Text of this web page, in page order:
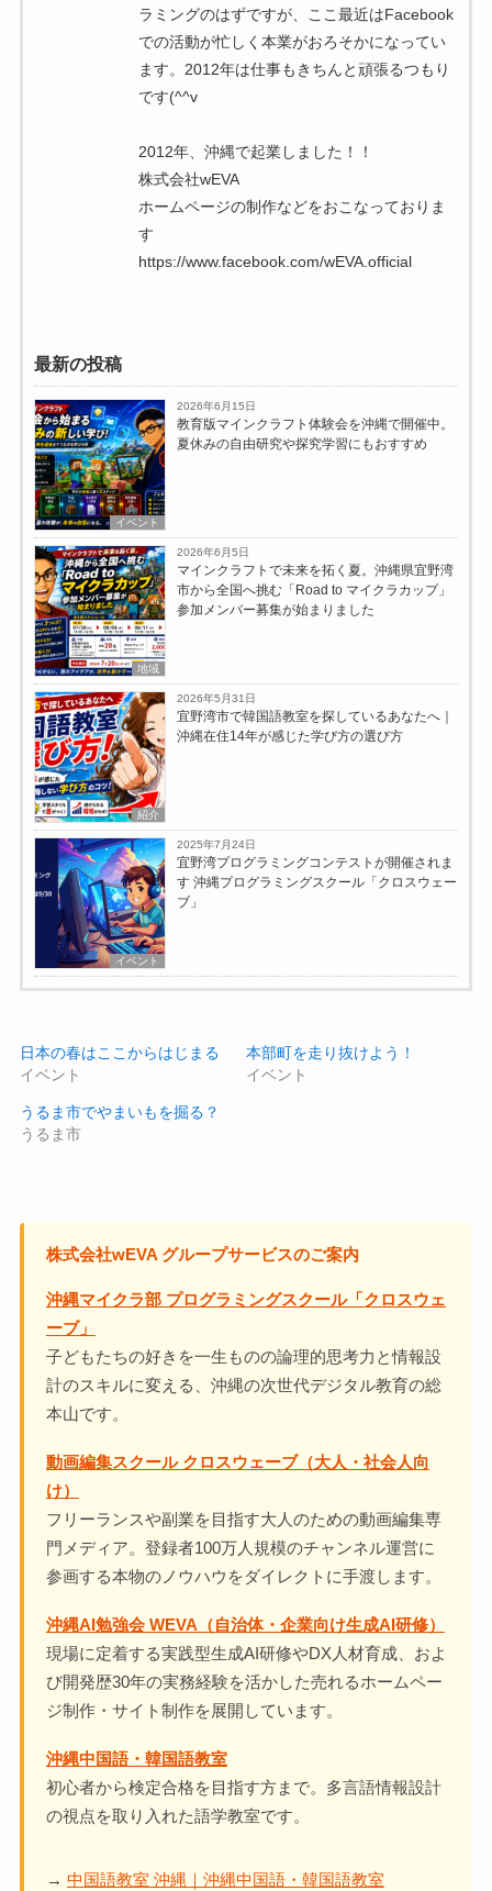
ラミングのはずですが、ここ最近はFacebook
での活動が忙しく本業がおろそかになってい
ます。2012年は仕事もきちんと頑張るつもり
です(^^v
2012年、沖縄で起業しました！！
株式会社wEVA
ホームページの制作などをおこなっておりま
す
https://www.facebook.com/wEVA.official
最新の投稿
イベント
2026年6月15日
教育版マインクラフト体験会を沖縄で開催中。
夏休みの自由研究や探究学習にもおすすめ
地域
2026年6月5日
マインクラフトで未来を拓く夏。沖縄県宜野湾
市から全国へ挑む「Road to マイクラカップ」
参加メンバー募集が始まりました
紹介
2026年5月31日
宜野湾市で韓国語教室を探しているあなたへ｜
沖縄在住14年が感じた学び方の選び方
イベント
2025年7月24日
宜野湾プログラミングコンテストが開催されま
す 沖縄プログラミングスクール「クロスウェー
ブ」
日本の春はここからはじまる
イベント
本部町を走り抜けよう！
イベント
うるま市でやまいもを掘る？
うるま市
株式会社wEVA グループサービスのご案内
沖縄マイクラ部 プログラミングスクール「クロスウェ
ーブ」
子どもたちの好きを一生ものの論理的思考力と情報設
計のスキルに変える、沖縄の次世代デジタル教育の総
本山です。
動画編集スクール クロスウェーブ（大人・社会人向
け）
フリーランスや副業を目指す大人のための動画編集専
門メディア。登録者100万人規模のチャンネル運営に
参画する本物のノウハウをダイレクトに手渡します。
沖縄AI勉強会 WEVA（自治体・企業向け生成AI研修）
現場に定着する実践型生成AI研修やDX人材育成、およ
び開発歴30年の実務経験を活かした売れるホームペー
ジ制作・サイト制作を展開しています。
沖縄中国語・韓国語教室
初心者から検定合格を目指す方まで。多言語情報設計
の視点を取り入れた語学教室です。
→ 中国語教室 沖縄｜沖縄中国語・韓国語教室